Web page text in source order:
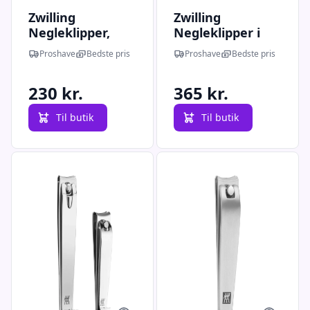
Zwilling
Negleklipper,
Stor, 8,5 cm.
Proshave Bedste pris
230 kr.
Til butik
Zwilling
Negleklipper i
metalæske
Proshave Bedste pris
365 kr.
Til butik